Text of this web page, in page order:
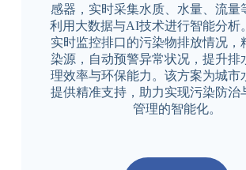
感器，实时采集水质、水量、流量
利用大数据与AI技术进行智能分析
实时监控排口的污染物排放情况，
染源，自动预警异常状况，提升排
理效率与环保能力。该方案为城市
提供精准支持，助力实现污染防治
管理的智能化。